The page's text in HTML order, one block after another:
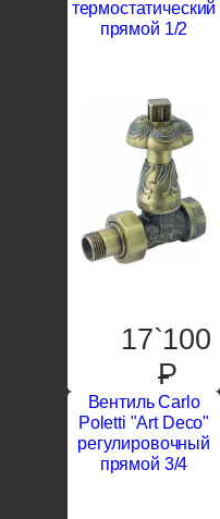
термостатический
прямой 1/2
17`100
P
Вентиль Carlo
Poletti "Art Deco"
регулировочный
прямой 3/4